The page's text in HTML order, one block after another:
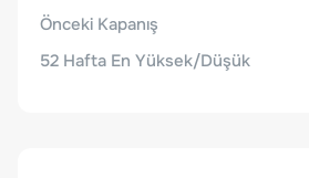
Önceki Kapanış
52 Hafta En Yüksek/Düşük